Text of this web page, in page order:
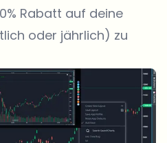
Rabatt auf deine
oder jährlich) zu